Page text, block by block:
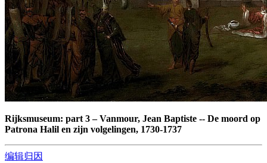
Rijksmuseum: part 3–Vanmour, Jean Baptiste -- De moord op
Patrona Halil en zijn volgelingen, 1730-1737
编辑归因